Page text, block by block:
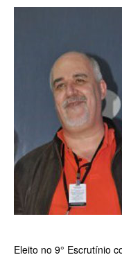
Eleito no 9° Escrutínio